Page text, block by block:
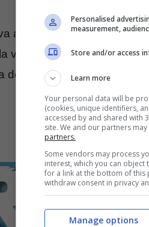
avventura investigativa
vita e la morte, il detective
può indagare sulle
Personalised
measurement,
Store and/or access
Learn more
Your personal data will be
(cookies, unique identifiers,
accessed by and shared with
site. We and our partners
partners.
Some vendors may process
interest, which you can
for a link at the bottom of this
withdraw consent in privacy
Manage options